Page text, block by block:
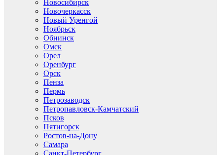
Новосибирск
Новочеркасск
Новый Уренгой
Ноябрьск
Обнинск
Омск
Орел
Оренбург
Орск
Пенза
Пермь
Петрозаводск
Петропавловск-Камчатский
Псков
Пятигорск
Ростов-на-Дону
Самара